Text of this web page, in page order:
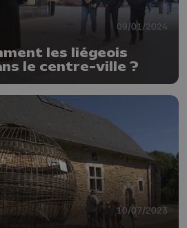
09/01/2024
les liégeois
le centre-ville ?
10/07/2023